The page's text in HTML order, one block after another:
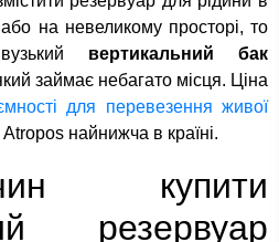
на невеликому просторі, то
вертикальний бак
займає небагато місця. Ціна
для перевезення живої
Atropos найнижча в країні.
купити
резервуар